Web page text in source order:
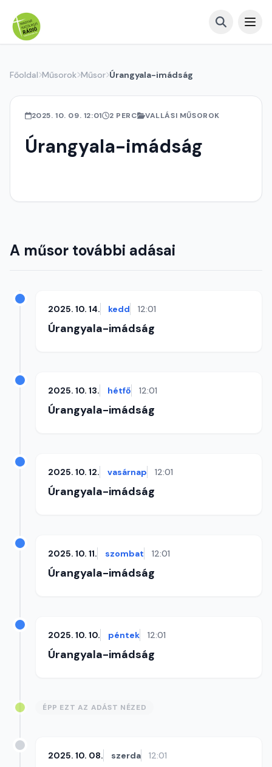
Főoldal Műsorok Műsor Úrangyala-imádság
2025. 10. 09. 12:01 2 PERC VALLÁSI MŰSOROK
Úrangyala-imádság
A műsor további adásai
2025. 10. 14. kedd 12:01
Úrangyala-imádság
2025. 10. 13. hétfő 12:01
Úrangyala-imádság
2025. 10. 12. vasárnap 12:01
Úrangyala-imádság
2025. 10. 11. szombat 12:01
Úrangyala-imádság
2025. 10. 10. péntek 12:01
Úrangyala-imádság
ÉPP EZT AZ ADÁST NÉZED
2025. 10. 08. szerda 12:01